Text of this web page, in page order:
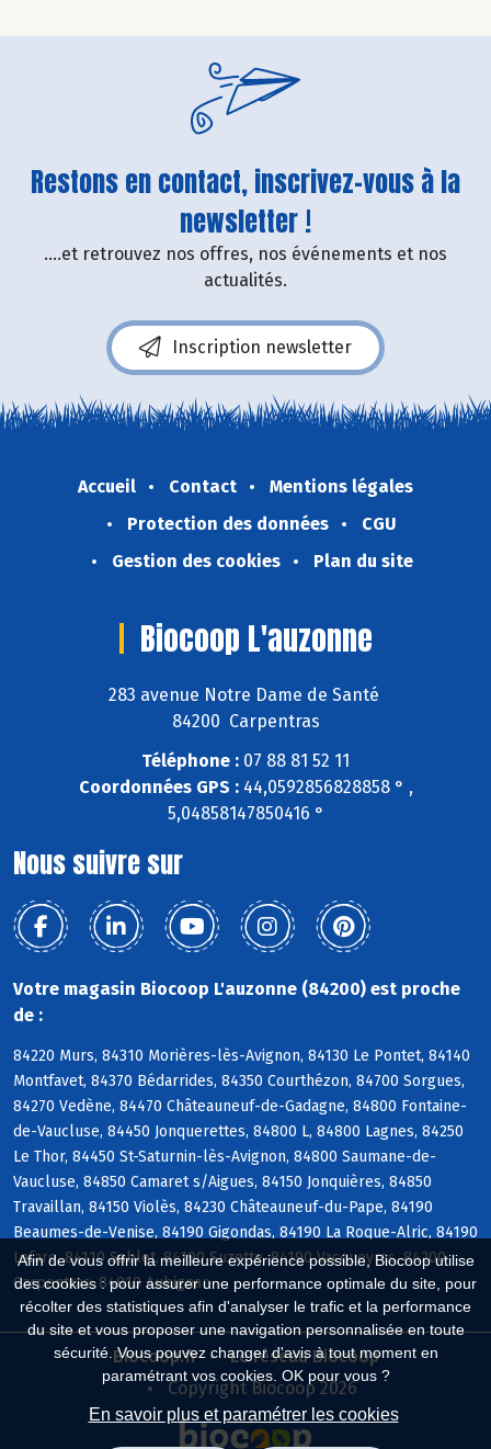
Afin de vous offrir la meilleure expérience possible, Biocoop utilise
des cookies : pour assurer une performance optimale du site, pour
récolter des statistiques afin d'analyser le trafic et la performance
du site et vous proposer une navigation personnalisée en toute
sécurité. Vous pouvez changer d'avis à tout moment en
paramétrant vos cookies. OK pour vous ?
En savoir plus et paramétrer les cookies
Restons en contact, inscrivez-vous à la
newsletter !
....et retrouvez nos offres, nos événements et nos
actualités.
Inscription newsletter
Accueil Contact
Mentions légales
Protection des données
CGU
Gestion des cookies
Plan du site
Biocoop L'auzonne
283 avenue Notre Dame de Santé
84200 Carpentras
Téléphone : 07 88 81 52 11
Coordonnées GPS :44,0592856828858 ° ,
5,04858147850416 °
Nous suivre sur
Votre magasin Biocoop L'auzonne (84200) est proche
de :
84220 Murs, 84310 Morières-lès-Avignon, 84130 Le Pontet, 84140
Montfavet, 84370 Bédarrides, 84350 Courthézon, 84700 Sorgues,
84270 Vedène, 84470 Châteauneuf-de-Gadagne, 84800 Fontaine-
de-Vaucluse, 84450 Jonquerettes, 84800 L, 84800 Lagnes, 84250
Le Thor, 84450 St-Saturnin-lès-Avignon, 84800 Saumane-de-
Vaucluse, 84850 Camaret s/Aigues, 84150 Jonquières, 84850
Travaillan, 84150 Violès, 84230 Châteauneuf-du-Pape, 84190
Beaumes-de-Venise, 84190 Gigondas, 84190 La Roque-Alric, 84190
Lafare, 84110 Sablet, 84190 Suzette, 84190 Vacqueyras, 84200
Carpentras, 84810 Aubignan
Biocoop.fr
Le réseau Biocoop
Copyright Biocoop 2026